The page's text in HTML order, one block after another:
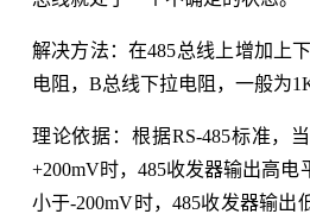
解决方法：在485总线上增加上
电阻，B总线下拉电阻，一般为
理论依据：根据RS-485标准，
+200mV时，485收发器输出高电
小于-200mV时，485收发器输出